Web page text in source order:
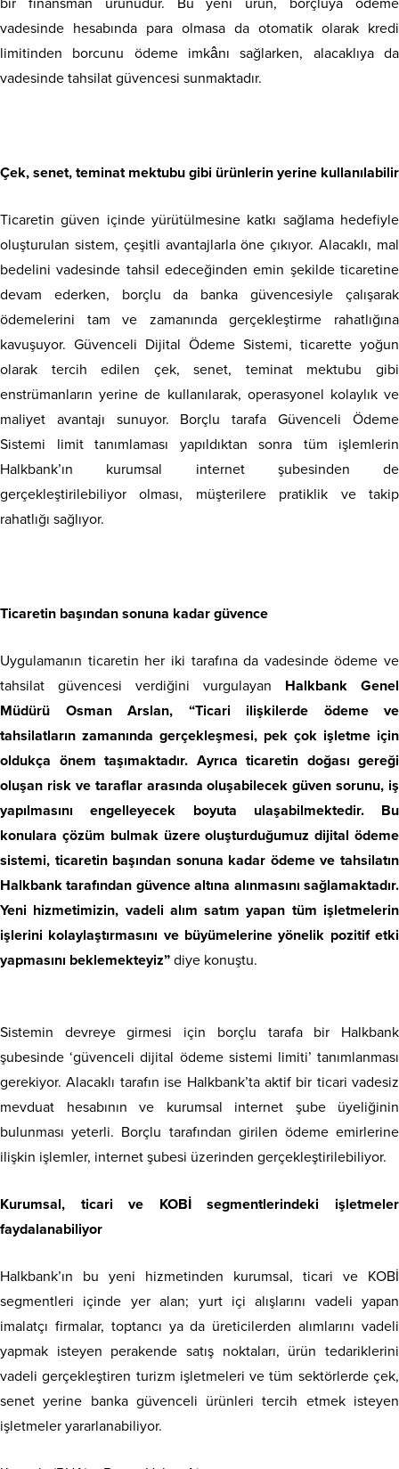
bir finansman ürünüdür. Bu yeni ürün, borçluya ödeme
vadesinde hesabında para olmasa da otomatik olarak kredi
limitinden borcunu ödeme imkânı sağlarken, alacaklıya da
vadesinde tahsilat güvencesi sunmaktadır.
Çek, senet, teminat mektubu gibi ürünlerin yerine kullanılabilir
Ticaretin güven içinde yürütülmesine katkı sağlama hedefiyle
oluşturulan sistem, çeşitli avantajlarla öne çıkıyor. Alacaklı, mal
bedelini vadesinde tahsil edeceğinden emin şekilde ticaretine
devam ederken, borçlu da banka güvencesiyle çalışarak
ödemelerini tam ve zamanında gerçekleştirme rahatlığına
kavuşuyor. Güvenceli Dijital Ödeme Sistemi, ticarette yoğun
olarak tercih edilen çek, senet, teminat mektubu gibi
enstrümanların yerine de kullanılarak, operasyonel kolaylık ve
maliyet avantajı sunuyor. Borçlu tarafa Güvenceli Ödeme
Sistemi limit tanımlaması yapıldıktan sonra tüm işlemlerin
Halkbank’ın kurumsal internet şubesinden de
gerçekleştirilebiliyor olması, müşterilere pratiklik ve takip
rahatlığı sağlıyor.
Ticaretin başından sonuna kadar güvence
Uygulamanın ticaretin her iki tarafına da vadesinde ödeme ve
tahsilat güvencesi verdiğini vurgulayan Halkbank Genel
Müdürü Osman Arslan, “Ticari ilişkilerde ödeme ve
tahsilatların zamanında gerçekleşmesi, pek çok işletme için
oldukça önem taşımaktadır. Ayrıca ticaretin doğası gereği
oluşan risk ve taraflar arasında oluşabilecek güven sorunu, iş
yapılmasını engelleyecek boyuta ulaşabilmektedir. Bu
konulara çözüm bulmak üzere oluşturduğumuz dijital ödeme
sistemi, ticaretin başından sonuna kadar ödeme ve tahsilatın
Halkbank tarafından güvence altına alınmasını sağlamaktadır.
Yeni hizmetimizin, vadeli alım satım yapan tüm işletmelerin
işlerini kolaylaştırmasını ve büyümelerine yönelik pozitif etki
yapmasını beklemekteyiz” diye konuştu.
Sistemin devreye girmesi için borçlu tarafa bir Halkbank
şubesinde ‘güvenceli dijital ödeme sistemi limiti’ tanımlanması
gerekiyor. Alacaklı tarafın ise Halkbank’ta aktif bir ticari vadesiz
mevduat hesabının ve kurumsal internet şube üyeliğinin
bulunması yeterli. Borçlu tarafından girilen ödeme emirlerine
ilişkin işlemler, internet şubesi üzerinden gerçekleştirilebiliyor.
Kurumsal, ticari ve KOBİ segmentlerindeki işletmeler
faydalanabiliyor
Halkbank’ın bu yeni hizmetinden kurumsal, ticari ve KOBİ
segmentleri içinde yer alan; yurt içi alışlarını vadeli yapan
imalatçı firmalar, toptancı ya da üreticilerden alımlarını vadeli
yapmak isteyen perakende satış noktaları, ürün tedariklerini
vadeli gerçekleştiren turizm işletmeleri ve tüm sektörlerde çek,
senet yerine banka güvenceli ürünleri tercih etmek isteyen
işletmeler yararlanabiliyor.